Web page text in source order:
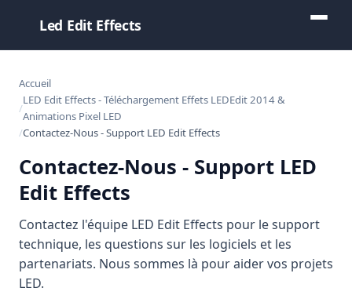
Led Edit Effects
Accueil
LED Edit Effects - Téléchargement Effets LEDEdit 2014 &
Animations Pixel LED
Contactez-Nous - Support LED Edit Effects
Contactez-Nous - Support LED
Edit Effects
Contactez l'équipe LED Edit Effects pour le support
technique, les questions sur les logiciels et les
partenariats. Nous sommes là pour aider vos projets
LED.